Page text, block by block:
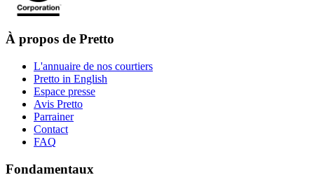
À propos de Pretto
L'annuaire de nos courtiers
Pretto in English
Espace presse
Avis Pretto
Parrainer
Contact
FAQ
Fondamentaux